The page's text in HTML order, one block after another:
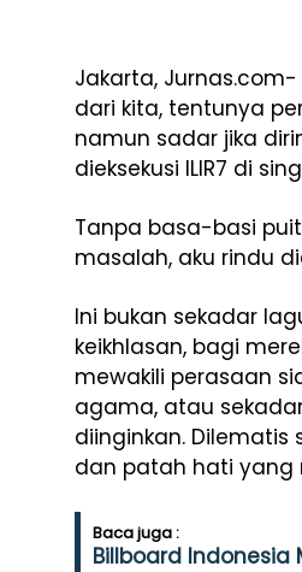
Jakarta, Jurnas.com-
dari kita, tentunya
namun sadar jika
dieksekusi ILIR7 di
Tanpa basa-basi
masalah, aku rindu
Ini bukan sekadar
keikhlasan, bagi
mewakili perasaan
agama, atau
diinginkan.
dan patah hati yang
Baca juga :
Billboard Indonesia